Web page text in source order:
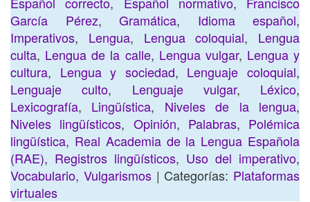
García Pérez, Gramática, Idioma español,
Imperativos, Lengua, Lengua coloquial, Lengua
culta, Lengua de la calle, Lengua vulgar, Lengua y
cultura, Lengua y sociedad, Lenguaje coloquial,
Lenguaje culto, Lenguaje vulgar, Léxico,
Lexicografía, Lingüística, Niveles de la lengua,
Niveles lingüísticos, Opinión, Palabras, Polémica
lingüística, Real Academia de la Lengua Española
(RAE), Registros lingüísticos, Uso del imperativo,
Vocabulario, Vulgarismos| Categorías: Plataformas
virtuales